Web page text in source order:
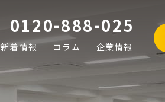
0120-888-025
新着情報 コラム 企業情報